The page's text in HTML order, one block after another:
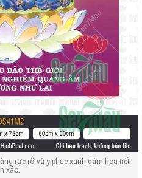
rực rỡ và y phục xanh đậm họa tiết
xảo.